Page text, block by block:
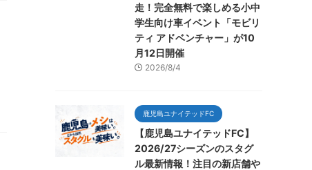
走！完全無料で楽しめる小中
学生向け車イベント「モビリ
ティ アドベンチャー」が10
月12日開催
2026/8/4
鹿児島ユナイテッドFC
【鹿児島ユナイテッドFC】
2026/27シーズンのスタグ
ル最新情報！注目の新店舗や